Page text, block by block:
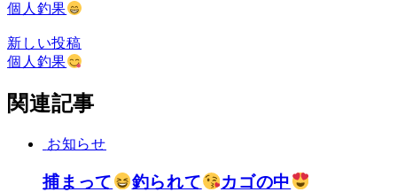
個人釣果
新しい投稿
個人釣果
関連記事
お知らせ
捕まって 釣られて カゴの中